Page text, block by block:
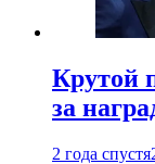
Крутой
за
2 года спустя